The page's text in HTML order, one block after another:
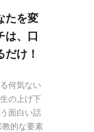
たを変
は、口
だけ！
何気ない
の上げ下
面白い話
的な要素